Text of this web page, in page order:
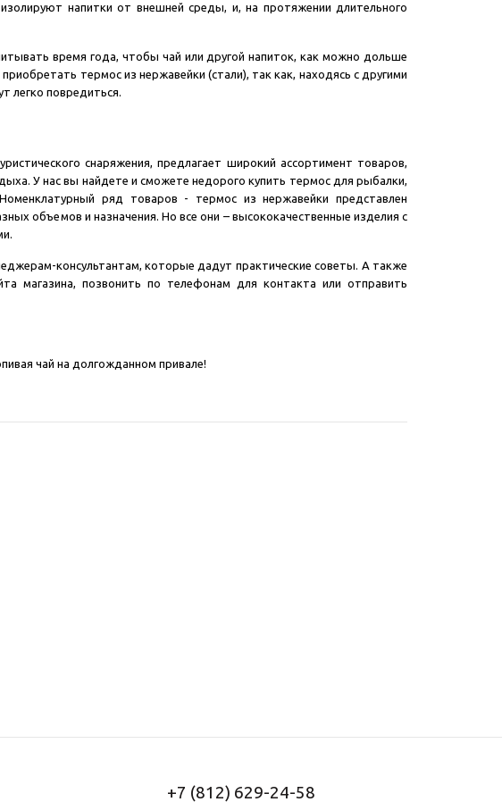
напитки от внешней среды, и, на протяжении длительного
время года, чтобы чай или другой напиток, как можно дольше
термос из нержавейки (стали), так как, находясь с другими
легко повредиться.
снаряжения, предлагает широкий ассортимент товаров,
У нас вы найдете и сможете недорого купить термос для рыбалки,
ряд товаров - термос из нержавейки представлен
объемов и назначения. Но все они – высококачественные изделия с
консультантам, которые дадут практические советы. А также
магазина, позвонить по телефонам для контакта или отправить
чай на долгожданном привале!
+7 (812) 629-24-58